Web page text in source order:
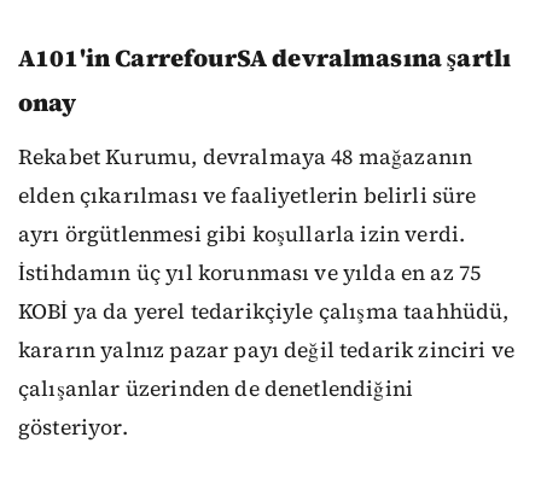
A101'in CarrefourSA devralmasına şartlı
onay
Rekabet Kurumu, devralmaya 48 mağazanın
elden çıkarılması ve faaliyetlerin belirli süre
ayrı örgütlenmesi gibi koşullarla izin verdi.
İstihdamın üç yıl korunması ve yılda en az 75
KOBİ ya da yerel tedarikçiyle çalışma taahhüdü,
kararın yalnız pazar payı değil tedarik zinciri ve
çalışanlar üzerinden de denetlendiğini
gösteriyor.